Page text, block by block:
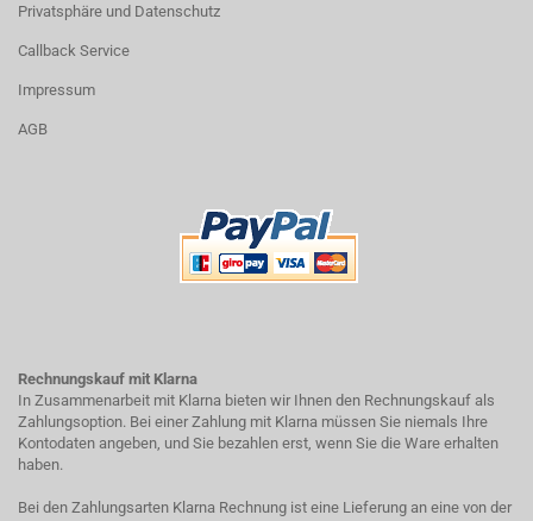
Privatsphäre und Datenschutz
Callback Service
Impressum
AGB
Rechnungskauf mit Klarna
In Zusammenarbeit mit Klarna bieten wir Ihnen den Rechnungskauf als
Zahlungsoption. Bei einer Zahlung mit Klarna müssen Sie niemals Ihre
Kontodaten angeben, und Sie bezahlen erst, wenn Sie die Ware erhalten
haben.
Bei den Zahlungsarten Klarna Rechnung ist eine Lieferung an eine von der